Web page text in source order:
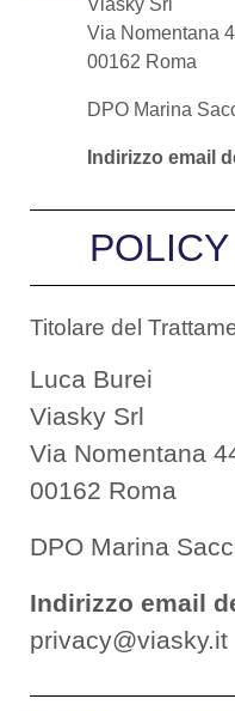
Viasky Srl
Via Nomentana
00162 Roma
DPO Marina
Indirizzo email
Titolare del
Luca Burei
Viasky Srl
Via Nomentana
00162 Roma
DPO Marina
Indirizzo email
privacy@viasky.it